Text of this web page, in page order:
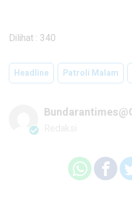
Dilihat : 340
Headline Patroli Malam